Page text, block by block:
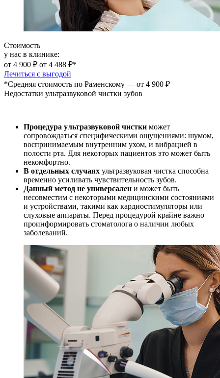
Стоимость
у нас в клинике:
от 4 900 ₽ от 4 488 ₽*
Лечиться с выгодой
*Средняя стоимость по Раменскому — от 4 900 ₽
Недостатки ультразвуковой чистки зубов
Процедура ультразвуковой чистки может
сопровождаться специфическими ощущениями: шумом,
воспринимаемым внутренним ухом, и вибрацией в
полости рта. Для некоторых пациентов это может быть
некомфортно.
В отдельных случаях ультразвуковая чистка способна
временно усиливать чувствительность зубов.
Данный метод не универсален и может быть
несовместим с некоторыми медицинскими состояниями
и устройствами, такими как кардиостимуляторы или
слуховые аппараты. Перед процедурой крайне важно
проинформировать стоматолога о наличии любых
заболеваний.